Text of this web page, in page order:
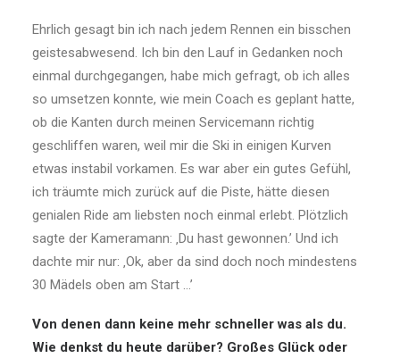
Ehrlich gesagt bin ich nach jedem Rennen ein bisschen
geistesabwesend. Ich bin den Lauf in Gedanken noch
einmal durchgegangen, habe mich gefragt, ob ich alles
so umsetzen konnte, wie mein Coach es geplant hatte,
ob die Kanten durch meinen Servicemann richtig
geschliffen waren, weil mir die Ski in einigen Kurven
etwas instabil vorkamen. Es war aber ein gutes Gefühl,
ich träumte mich zurück auf die Piste, hätte diesen
genialen Ride am liebsten noch einmal erlebt. Plötzlich
sagte der Kameramann: ‚Du hast gewonnen.’ Und ich
dachte mir nur: ‚Ok, aber da sind doch noch mindestens
30 Mädels oben am Start …’
Von denen dann keine mehr schneller was als du.
Wie denkst du heute darüber? Großes Glück oder